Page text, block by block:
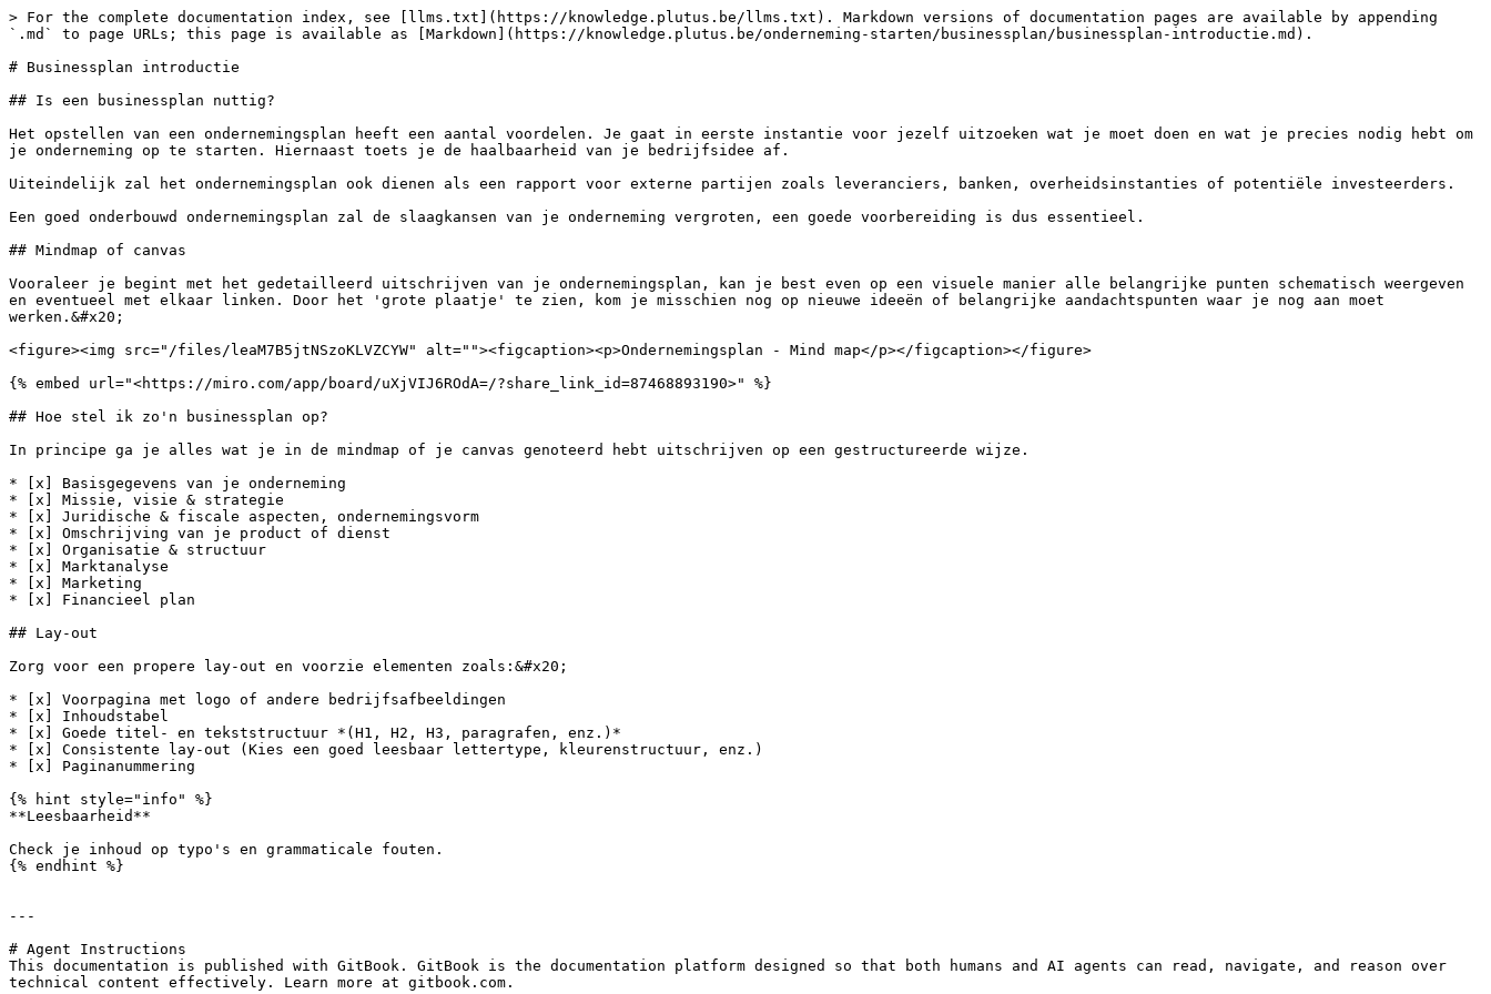
> For the complete documentation index, see [llms.txt](https://knowledge.plutus.be/llms.txt). Markdown versions of documentation pages are available by appending
`.md` to page URLs; this page is available as [Markdown](https://knowledge.plutus.be/onderneming-starten/businessplan/businessplan-introductie.md).
# Businessplan introductie
## Is een businessplan nuttig?
Het opstellen van een ondernemingsplan heeft een aantal voordelen. Je gaat in eerste instantie voor jezelf uitzoeken wat je moet doen en wat je precies nodig hebt om
je onderneming op te starten. Hiernaast toets je de haalbaarheid van je bedrijfsidee af.
Uiteindelijk zal het ondernemingsplan ook dienen als een rapport voor externe partijen zoals leveranciers, banken, overheidsinstanties of potentiële investeerders.
Een goed onderbouwd ondernemingsplan zal de slaagkansen van je onderneming vergroten, een goede voorbereiding is dus essentieel.
## Mindmap of canvas
Vooraleer je begint met het gedetailleerd uitschrijven van je ondernemingsplan, kan je best even op een visuele manier alle belangrijke punten schematisch weergeven
en eventueel met elkaar linken. Door het 'grote plaatje' te zien, kom je misschien nog op nieuwe ideeën of belangrijke aandachtspunten waar je nog aan moet
werken.&#x20;
<figure><img src="/files/leaM7B5jtNSzoKLVZCYW" alt=""><figcaption><p>Ondernemingsplan - Mind map</p></figcaption></figure>
{% embed url="<https://miro.com/app/board/uXjVIJ6ROdA=/?share_link_id=87468893190>" %}
## Hoe stel ik zo'n businessplan op?
In principe ga je alles wat je in de mindmap of je canvas genoteerd hebt uitschrijven op een gestructureerde wijze.
* [x] Basisgegevens van je onderneming
* [x] Missie, visie & strategie
* [x] Juridische & fiscale aspecten, ondernemingsvorm
* [x] Omschrijving van je product of dienst
* [x] Organisatie & structuur
* [x] Marktanalyse
* [x] Marketing
* [x] Financieel plan
## Lay-out
Zorg voor een propere lay-out en voorzie elementen zoals:&#x20;
* [x] Voorpagina met logo of andere bedrijfsafbeeldingen
* [x] Inhoudstabel
* [x] Goede titel- en tekststructuur *(H1, H2, H3, paragrafen, enz.)*
* [x] Consistente lay-out (Kies een goed leesbaar lettertype, kleurenstructuur, enz.)
* [x] Paginanummering
{% hint style="info" %}
**Leesbaarheid**
Check je inhoud op typo's en grammaticale fouten.
{% endhint %}
---
# Agent Instructions
This documentation is published with GitBook. GitBook is the documentation platform designed so that both humans and AI agents can read, navigate, and reason over
technical content effectively. Learn more at gitbook.com.